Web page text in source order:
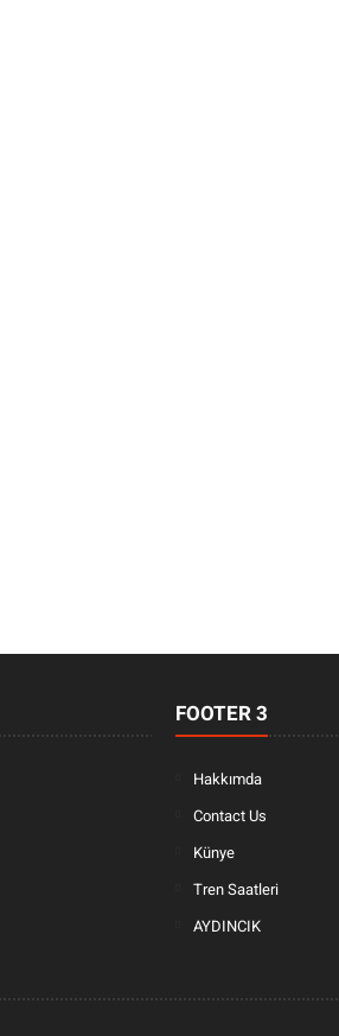
FOOTER 3
Hakkımda
Contact Us
Künye
Tren Saatleri
AYDINCIK